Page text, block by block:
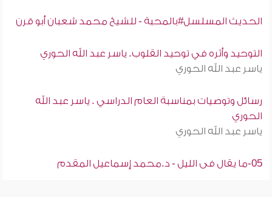
الحديث المسلسل#بالمحبة - للشيخ محمد شعبان أبو قرن
التوحيد وأثره في توحيد القلوب. ياسر عبد الله الحوري
ياسر عبد الله الحوري
رسائل وتوصيات بمناسبة العام الدراسي . ياسر عبد الله
الحوري
ياسر عبد الله الحوري
05-ما يقال فى الليل - د.محمد إسماعيل المقدم